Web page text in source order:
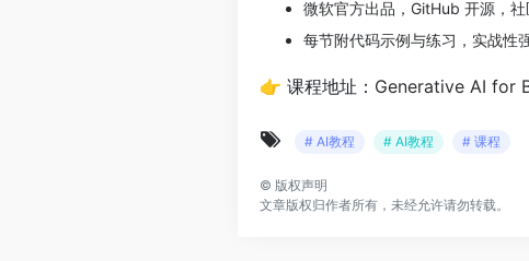
微软官方出品，GitHub 开源，
每节附代码示例与练习，实战性
👉 课程地址： Generative AI for
# AI教程 # AI教程 # 课程
© 版权声明
文章版权归作者所有，未经允许请勿转载。